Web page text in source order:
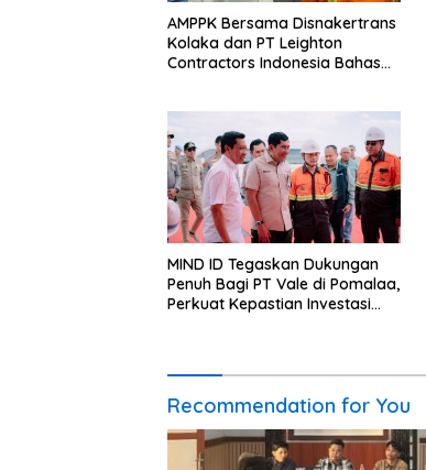
AMPPK Bersama Disnakertrans
Kolaka dan PT Leighton
Contractors Indonesia Bahas
MIND ID Tegaskan Dukungan
Penuh Bagi PT Vale di Pomalaa,
Perkuat Kepastian Investasi
Recommendation for You